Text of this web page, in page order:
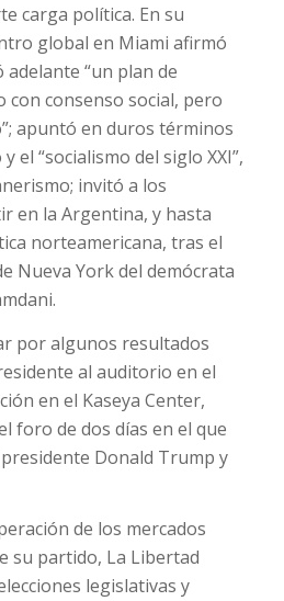
carga política. En su
global en Miami afirmó
“un plan de
con consenso social, pero
apuntó en duros términos
el “socialismo del siglo XXI”,
invitó a los
en la Argentina, y hasta
norteamericana, tras el
Nueva York del demócrata
por algunos resultados
al auditorio en el
en el Kaseya Center,
foro de dos días en el que
Donald Trump y
de los mercados
su partido, La Libertad
legislativas y